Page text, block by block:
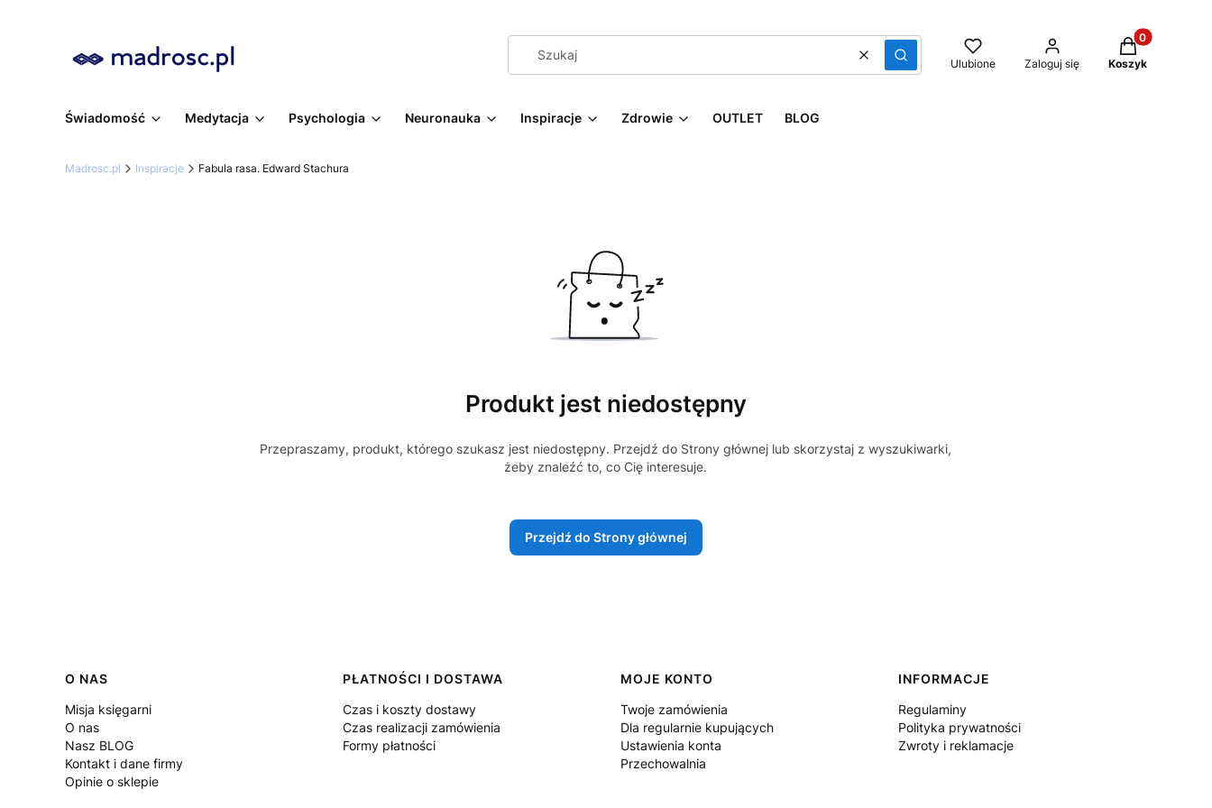
WyczyśćSzukaj Ulubione Zaloguj się
Produkty w
Koszyk
Świadomość Medytacja Psychologia Neuronauka Inspiracje Zdrowie OUTLET BLOG
Madrosc.pl Inspiracje Fabula rasa. Edward Stachura
Produkt jest niedostępny
Przepraszamy, produkt, którego szukasz jest niedostępny. Przejdź do Strony głównej lub skorzystaj z wyszukiwarki,
żeby znaleźć to, co Cię interesuje.
Przejdź do Strony głównej
Linki w stopce
O NAS
Misja księgarni
O nas
Nasz BLOG
Kontakt i dane firmy
Opinie o sklepie
PŁATNOŚCI I DOSTAWA
Czas i koszty dostawy
Czas realizacji zamówienia
Formy płatności
MOJE KONTO
Twoje zamówienia
Dla regularnie kupujących
Ustawienia konta
Przechowalnia
INFORMACJE
Regulaminy
Polityka prywatności
Zwroty i reklamacje